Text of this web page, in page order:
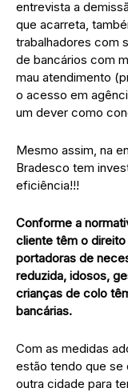
entrevista a
que acarreta,
trabalhadores com
de bancários com
mau atendimento
o acesso em
um dever como
Mesmo assim, na
Bradesco tem
eficiência!!!
Conforme a
cliente têm o
portadoras de
reduzida, idosos,
crianças de colo
bancárias.
Com as medidas
estão tendo que se
outra cidade para